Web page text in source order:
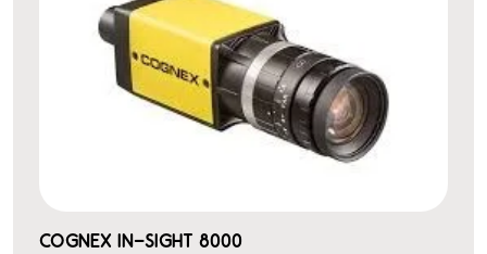
COGNEX IN-SIGHT 8000